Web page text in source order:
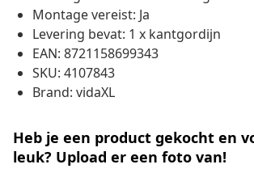
Montage vereist: Ja
Levering bevat: 1 x kantgordijn
EAN: 8721158699343
SKU: 4107843
Brand: vidaXL
Heb je een product gekocht en
leuk? Upload er een foto van!